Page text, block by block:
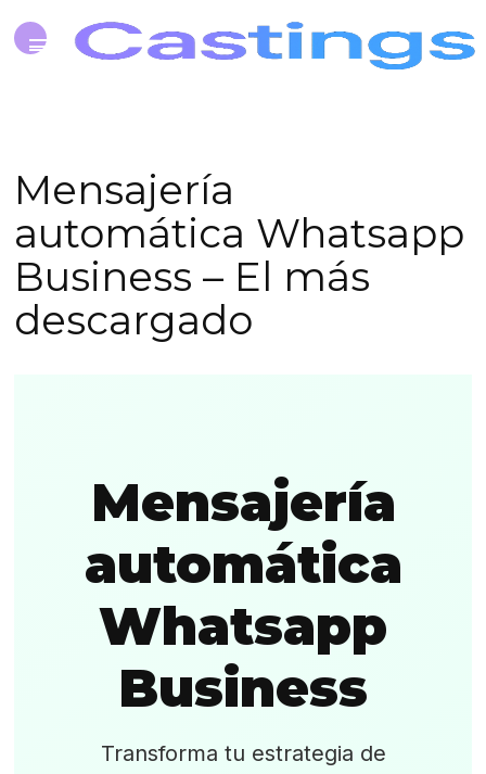
Mensajería
automática Whatsapp
Business – El más
descargado
Mensajería
automática
Whatsapp
Business
Transforma tu estrategia de